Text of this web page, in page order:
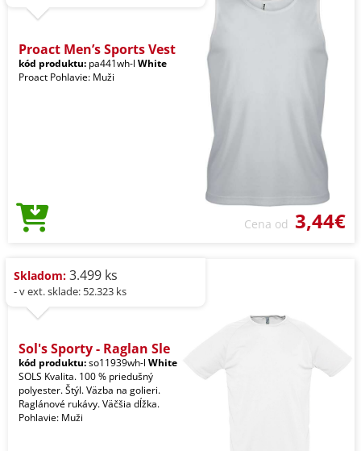
Proact Men’s Sports Vest
kód produktu: pa441wh-l White
Proact Pohlavie: Muži
Cena od 3,44€
Skladom: 3.499 ks
- v ext. sklade: 52.323 ks
Sol's Sporty - Raglan Sle
kód produktu:so11939wh-l White
SOLS Kvalita. 100 % priedušný
polyester. Štýl. Väzba na golieri.
Raglánové rukávy. Väčšia dĺžka.
Pohlavie: Muži